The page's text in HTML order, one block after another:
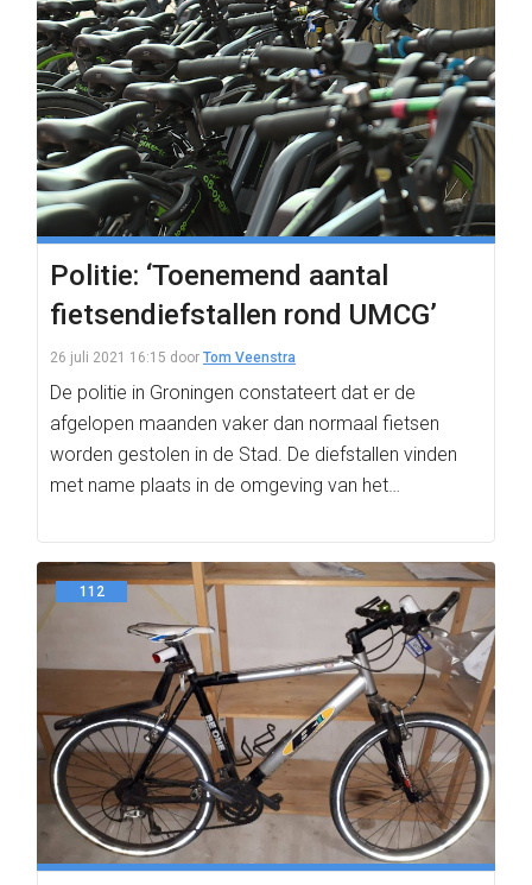
Politie: ‘Toenemend aantal
fietsendiefstallen rond UMCG’
26 juli 2021 16:15 door Tom Veenstra
De politie in Groningen constateert dat er de
afgelopen maanden vaker dan normaal fietsen
worden gestolen in de Stad. De diefstallen vinden
met name plaats in de omgeving van het…
112